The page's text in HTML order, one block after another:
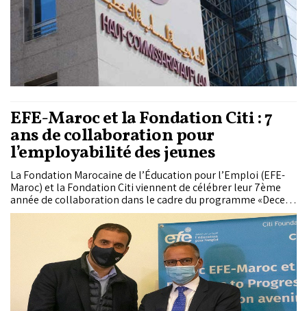
EFE-Maroc et la Fondation Citi : 7
ans de collaboration pour
l’employabilité des jeunes
La Fondation Marocaine de l’Éducation pour l’Emploi (EFE-
Maroc) et la Fondation Citi viennent de célébrer leur 7ème
année de collaboration dans le cadre du programme «Decent
Jobs for the Digital Future» visant à outiller la jeunesse des
compétences du 21ème...